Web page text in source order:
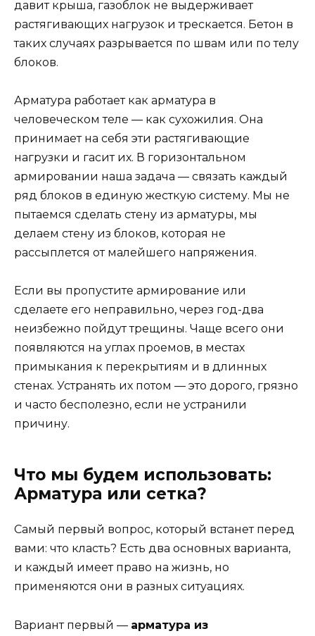
давит крыша, газоблок не выдерживает
растягивающих нагрузок и трескается. Бетон в
таких случаях разрывается по швам или по телу
блоков.
Арматура работает как арматура в
человеческом теле — как сухожилия. Она
принимает на себя эти растягивающие
нагрузки и гасит их. В горизонтальном
армировании наша задача — связать каждый
ряд блоков в единую жесткую систему. Мы не
пытаемся сделать стену из арматуры, мы
делаем стену из блоков, которая не
рассыплется от малейшего напряжения.
Если вы пропустите армирование или
сделаете его неправильно, через год-два
неизбежно пойдут трещины. Чаще всего они
появляются на углах проемов, в местах
примыкания к перекрытиям и в длинных
стенах. Устранять их потом — это дорого, грязно
и часто бесполезно, если не устранили
причину.
Что мы будем использовать:
Арматура или сетка?
Самый первый вопрос, который встанет перед
вами: что класть? Есть два основных варианта,
и каждый имеет право на жизнь, но
применяются они в разных ситуациях.
Вариант первый — арматура из